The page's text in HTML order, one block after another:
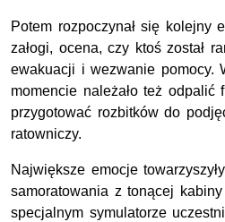
Potem rozpoczynał się kolejny
załogi, ocena, czy ktoś został
ewakuacji i wezwanie pomocy.
momencie należało też odpalić
przygotować rozbitków do
ratowniczy.
Największe emocje
samoratowania z tonącej kabiny
specjalnym symulatorze